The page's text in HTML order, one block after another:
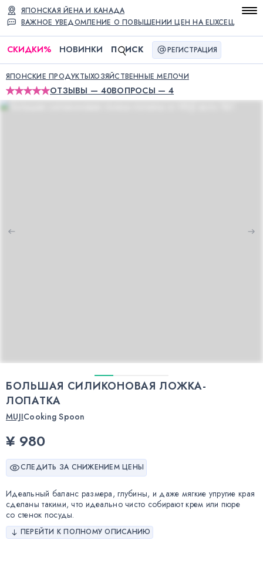
ВАЖНОЕ УВЕДОМЛЕНИЕ О ПОВЫШЕНИИ ЦЕН НА ELIXCELL
ЯПОНСКАЯ ЙЕНА И КАНАДА
СКИДКИ% НОВИНКИ П ИСК РЕГИСТРАЦИЯ
ЯПОНСКИЕ ПРОДУКТЫХОЗЯЙСТВЕННЫЕ МЕЛОЧИ
ОТЗЫВЫ — 40ВОПРОСЫ — 4
БОЛЬШАЯ СИЛИКОНОВАЯ ЛОЖКА-
ЛОПАТКА
MUJICooking Spoon
¥ 980
СЛЕДИТЬ ЗА СНИЖЕНИЕМ ЦЕНЫ
Идеальный баланс размера, глубины, и даже мягкие упругие края
сделаны такими, что идеально чисто собирают крем или пюре
со стенок посуды.
ПЕРЕЙТИ К ПОЛНОМУ ОПИСАНИЮ